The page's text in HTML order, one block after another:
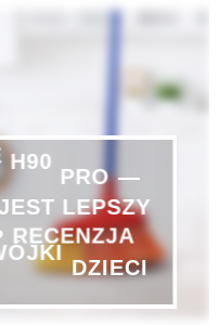
H90
LEPSZY
RECENZJA
DZIECI